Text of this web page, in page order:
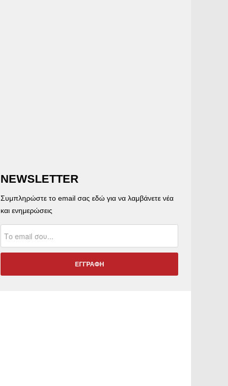
NEWSLETTER
Συμπληρώστε το email σας εδώ για να λαμβάνετε νέα
και ενημερώσεις